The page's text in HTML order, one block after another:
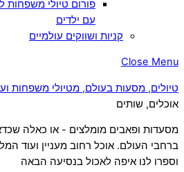
פורום טיולי משפחות
עם ילדים
קניות ושווקים עולמיים
Close Menu
טיולים, מסעות בעולם, מטיולי משפחות
אוכלים, שותים
מסעדות ופאבים מומלצים - או כאלה
ברחבי העולם. אוכל רחוב מעניין ועוד
וספרו לנו איפה לאכול בנסיעה הבאה